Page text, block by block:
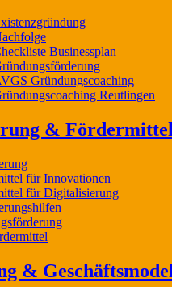
Businessplan
Gründungscoaching
Reutlingen
& Fördermittel
für Innovationen
für Digitalisierung
&